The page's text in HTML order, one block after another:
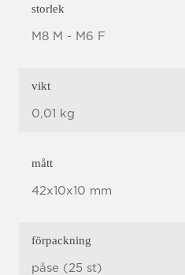
storlek
M8 M - M6 F
vikt
0,01 kg
mått
42x10x10 mm
förpackning
påse (25 st)